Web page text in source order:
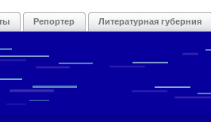
Репортер Литературная губерния